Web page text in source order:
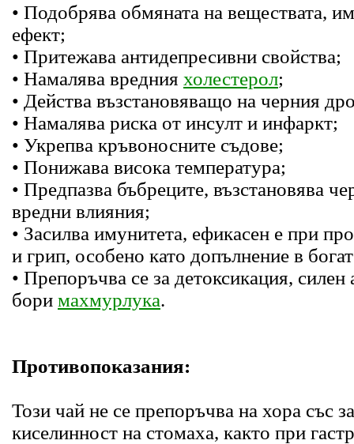
• Подобрява обмяната на веществата,
ефект;
• Притежава антидепресивни свойства;
• Намалява вредния холестерол;
• Действа възстановяващо на черния
• Намалява риска от инсулт и инфаркт;
• Укрепва кръвоносните съдове;
• Понижава висока температура;
• Предпазва бъбреците, възстановява
вредни влияния;
• Засилва имунитета, ефикасен е при
и грип, особено като допълнение в
• Препоръчва се за детоксикация, силен
бори махмурлука.
Противопоказания:
Този чай не се препоръчва на хора със
киселинност на стомаха, както при